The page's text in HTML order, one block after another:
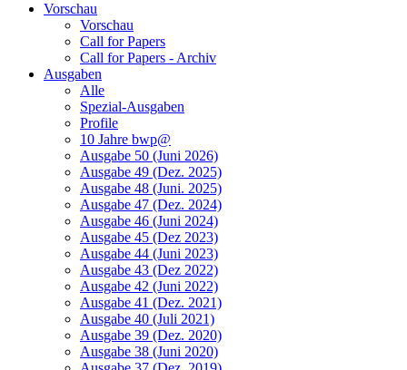
Vorschau
Vorschau
Call for Papers
Call for Papers - Archiv
Ausgaben
Alle
Spezial-Ausgaben
Profile
10 Jahre bwp@
Ausgabe 50 (Juni 2026)
Ausgabe 49 (Dez. 2025)
Ausgabe 48 (Juni. 2025)
Ausgabe 47 (Dez. 2024)
Ausgabe 46 (Juni 2024)
Ausgabe 45 (Dez 2023)
Ausgabe 44 (Juni 2023)
Ausgabe 43 (Dez 2022)
Ausgabe 42 (Juni 2022)
Ausgabe 41 (Dez. 2021)
Ausgabe 40 (Juli 2021)
Ausgabe 39 (Dez. 2020)
Ausgabe 38 (Juni 2020)